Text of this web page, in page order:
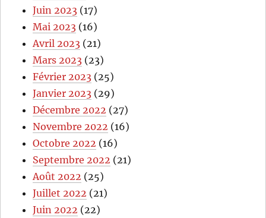
Juin 2023 (17)
Mai 2023 (16)
Avril 2023 (21)
Mars 2023 (23)
Février 2023 (25)
Janvier 2023 (29)
Décembre 2022 (27)
Novembre 2022 (16)
Octobre 2022 (16)
Septembre 2022 (21)
Août 2022 (25)
Juillet 2022 (21)
Juin 2022 (22)